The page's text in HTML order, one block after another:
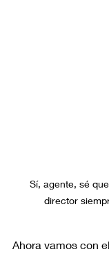
Sí, agente, sé
director
Ahora vamos con